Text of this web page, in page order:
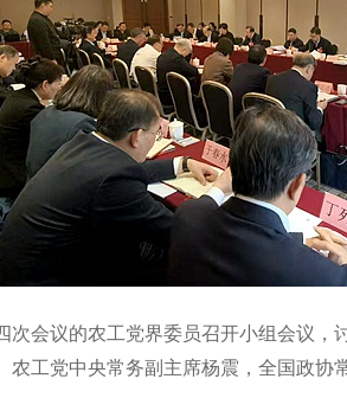
次会议的农工党界委员召开小组会议
工党中央常务副主席杨震，全国政